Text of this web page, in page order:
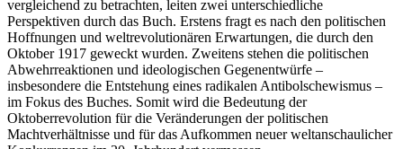
vergleichend zu betrachten, leiten zwei unterschiedliche
Perspektiven durch das Buch. Erstens fragt es nach den politischen
Hoffnungen und weltrevolutionären Erwartungen, die durch den
Oktober 1917 geweckt wurden. Zweitens stehen die politischen
Abwehrreaktionen und ideologischen Gegenentwürfe –
insbesondere die Entstehung eines radikalen Antibolschewismus –
im Fokus des Buches. Somit wird die Bedeutung der
Oktoberrevolution für die Veränderungen der politischen
Machtverhältnisse und für das Aufkommen neuer weltanschaulicher